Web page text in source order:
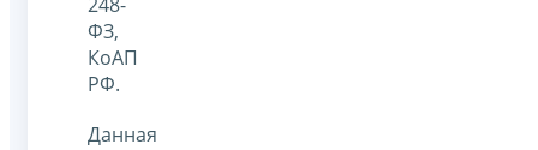
ФЗ,
КоАП
РФ.
Данная